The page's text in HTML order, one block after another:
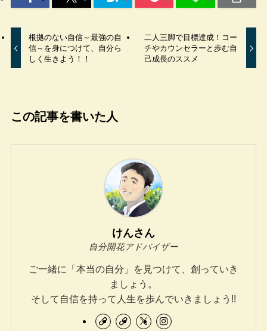
根拠のない自信～最強の自
信～を身につけて、自分ら
しく生きよう！！
二人三脚で目標達成！コー
チやカウンセラーと歩む自
己成長のススメ
この記事を書いた人
けんさん
自分開花アドバイザー
ご一緒に「本当の自分」を見つけて、創っていき
ましょう。
そして自信を持って人生を歩んでいきましょう!!